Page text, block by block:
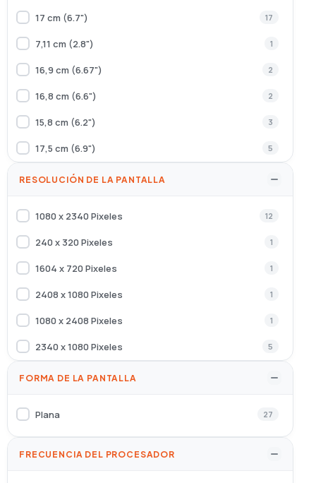
GIGASET
Hama 7
Honeywell 2
HONOR 3
Iggual 2
Ksix 2
LINQ 1
Nanocable 18
17 cm (6.7") 17
7,11 cm (2.8") 1
16,9 cm (6.67") 2
16,8 cm (6.6") 2
15,8 cm (6.2") 3
17,5 cm (6.9") 5
17,2 cm (6.78")
RESOLUCIÓN DE LA PANTALLA
1080 x 2340 Pixeles 12
240 x 320 Pixeles 1
1604 x 720 Pixeles 1
2408 x 1080 Pixeles 1
1080 x 2408 Pixeles 1
2340 x 1080 Pixeles 5
3120 x 1440 Pixeles
2184 x 1968 Pixeles 1
FORMA DE LA PANTALLA
Plana 27
FRECUENCIA DEL PROCESADOR